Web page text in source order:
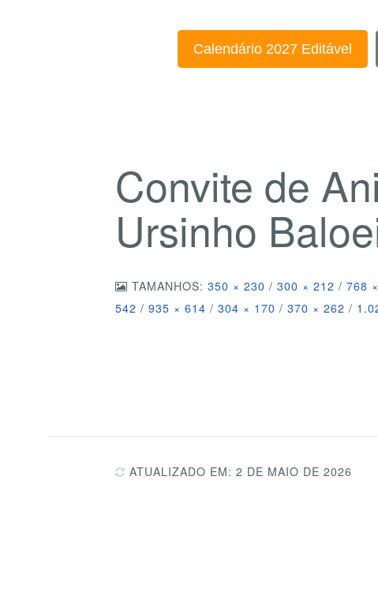
Calendário 2027 Editável
Convite de
Ursinho
TAMANHOS:350 × 230 / 300 × 212 / 768
542 / 935 × 614 / 304 × 170 / 370 × 262 /
ATUALIZADO EM: 2 DE MAIO DE 2026